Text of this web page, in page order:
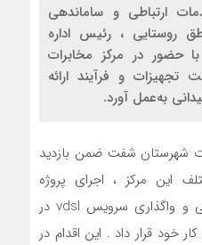
ارتباطی و ساماندهی
روستایی ، رئیس اداره
حضور در مرکز مخابرات
و فرآیند ارائه
به‌عمل آورد.
شهرستان شفت ضمن بازدید
این مرکز ، اجرای پروژه
فیبرنوری خیابان شهید بهشتی و واگذاری سرویس vdsl در
خود قرار داد . این اقدام در